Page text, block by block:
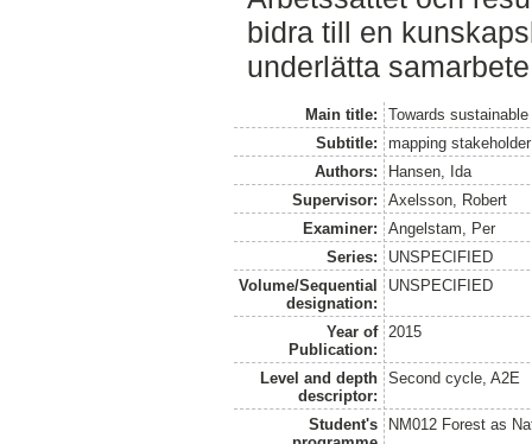
bidra till en
underlätta
Main title:
Towards
Subtitle:
mapping
Authors:
Hansen, Ida
Supervisor:
Axelsson, Robert
Examiner:
Angelstam, Per
Series:
UNSPECIFIED
Volume/Sequential
designation:
UNSPECIFIED
Year of
Publication:
2015
Level and depth
descriptor:
Second cycle, A2E
Student's
NM012 Forest as